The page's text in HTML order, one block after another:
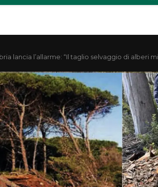
lancia l’allarme: “Il taglio selvaggio di alberi